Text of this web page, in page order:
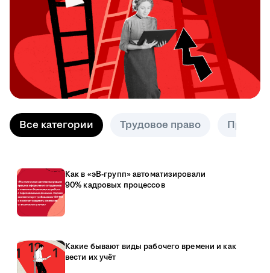
Все категории Трудовое право
Как в «эВ-групп» автоматизировали
90% кадровых процессов
Какие бывают виды рабочего времени и как
вести их учёт